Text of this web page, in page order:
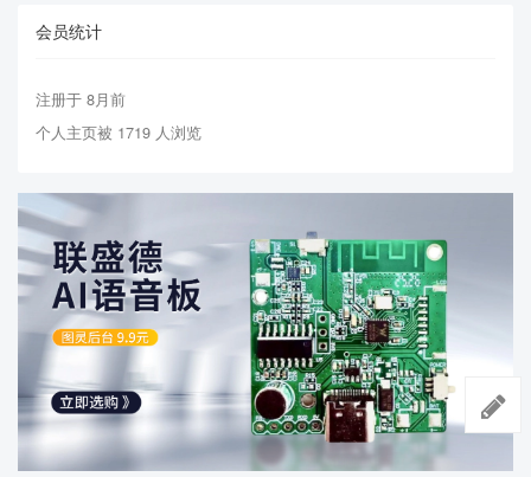
会员统计
注册于 8月前
个人主页被 1719 人浏览